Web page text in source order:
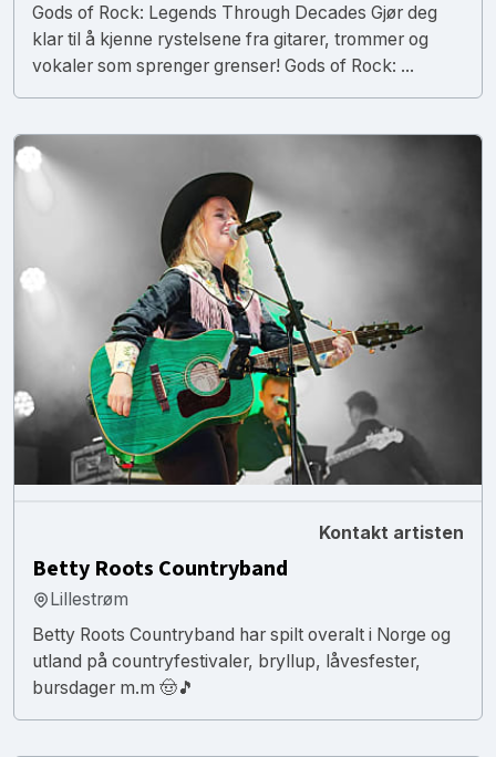
Gods of Rock: Legends Through Decades Gjør deg
klar til å kjenne rystelsene fra gitarer, trommer og
vokaler som sprenger grenser! Gods of Rock: ...
Kontakt artisten
Betty Roots Countryband
Lillestrøm
Betty Roots Countryband har spilt overalt i Norge og
utland på countryfestivaler, bryllup, låvesfester,
bursdager m.m 🤠🎵